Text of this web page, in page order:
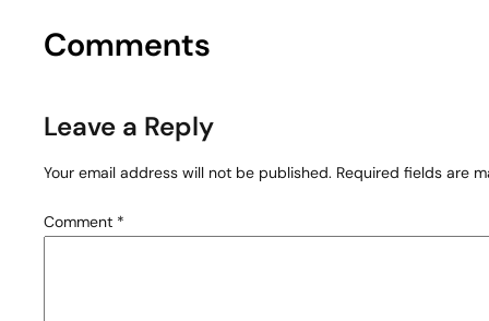
Comments
Leave a Reply
Your email address will not be published. Required fields are
Comment *